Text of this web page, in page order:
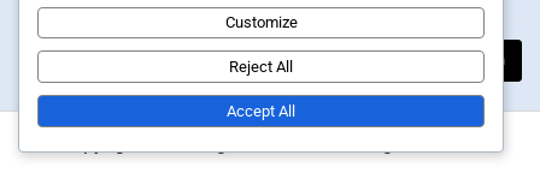
Search
for:
Customize
Reject All
Accept All